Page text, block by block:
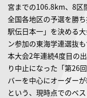
宮までの106.8km、8区
全国各地区の予選を勝
駅伝日本一」を決める
ン参加の東海学連選抜
本大会2年連続4度目の
り中止になった「第26
バーを中心にオーダー
という、現時点でのベ